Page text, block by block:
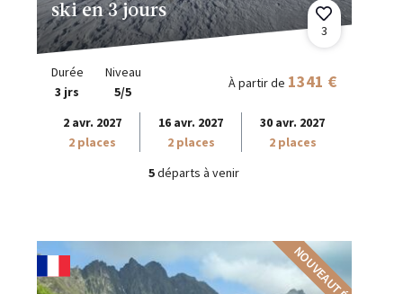
ski en 3 jours
3
Durée
3 jrs
Niveau
5/5
À partir de 1341 €
2 avr. 2027
2 places
16 avr. 2027
2 places
30 avr. 2027
2 places
5départs à venir
NOUVEAUTÉ